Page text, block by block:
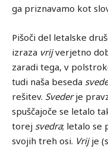
ga priznavamo kot
Pišoči del letalske
izraza vrijverjetno
zaradi tega, v
tudi naša beseda
rešitev. Svederje
spuščajoče se letalo
torej svedra; letalo se
svojih treh osi. Vrijje